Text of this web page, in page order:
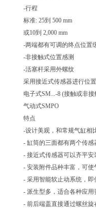
-行程
标准: 25到 500 mm
或10到 2,000 mm
-两端都有可调的终点位置
-非接触式位置感测
-活塞杆采用外螺纹
采用接近式传感器进行位
电子式SM...-8 (接触或非接
气动式SMPO
特点
-设计美观，和常规气缸相
- 缸筒的三面都有两个传
- 接近式传感器可以齐平
- 安装附件品种丰富，可
- 采用智能软止动系统，
- 派生型多，适合各种应用
- 前后端盖直接通过螺丝旋